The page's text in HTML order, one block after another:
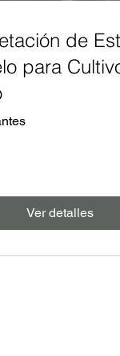
de
para
Ver detalles